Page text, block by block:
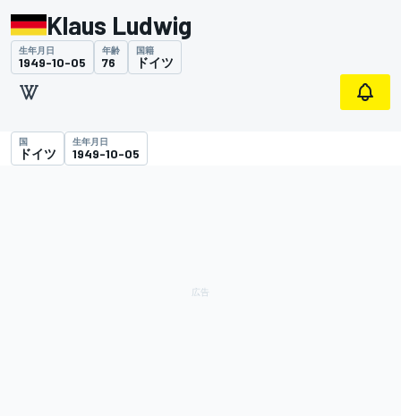
Klaus Ludwig
生年月日
1949-10-05
年齢
76
国籍
ドイツ
国
ドイツ
生年月日
1949-10-05